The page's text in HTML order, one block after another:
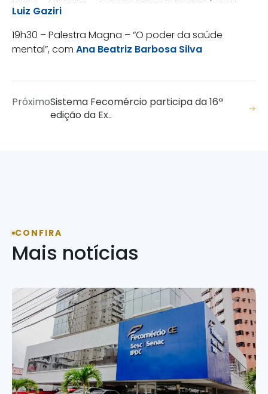
Luiz Gaziri
19h30 – Palestra Magna – “O poder da saúde
mental”, com Ana Beatriz Barbosa Silva
PróximoSistema Fecomércio participa da 16ª
edição da Ex..
CONFIRA
Mais notícias